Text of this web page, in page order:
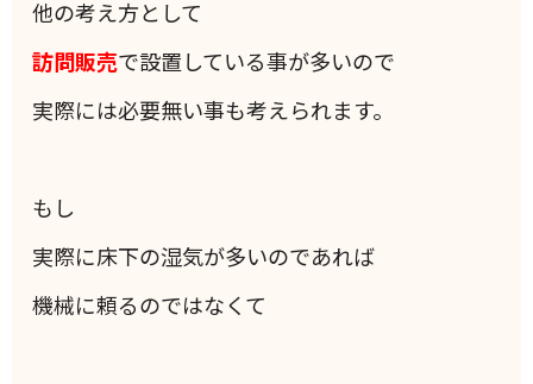
他の考え方として
訪問販売で設置している事が多いので
実際には必要無い事も考えられます。
もし
実際に床下の湿気が多いのであれば
機械に頼るのではなくて